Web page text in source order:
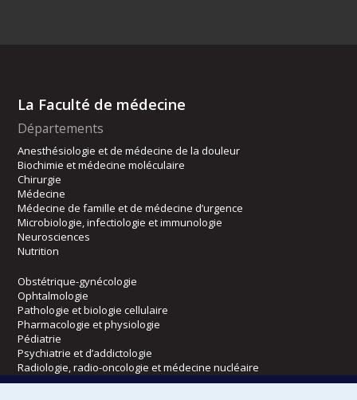
La Faculté de médecine
Départements
Anesthésiologie et de médecine de la douleur
Biochimie et médecine moléculaire
Chirurgie
Médecine
Médecine de famille et de médecine d’urgence
Microbiologie, infectiologie et immunologie
Neurosciences
Nutrition
Obstétrique-gynécologie
Ophtalmologie
Pathologie et biologie cellulaire
Pharmacologie et physiologie
Pédiatrie
Psychiatrie et d’addictologie
Radiologie, radio-oncologie et médecine nucléaire